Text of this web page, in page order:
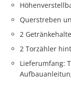
Querstreben
2
2 Torzähler
Lieferumfang: